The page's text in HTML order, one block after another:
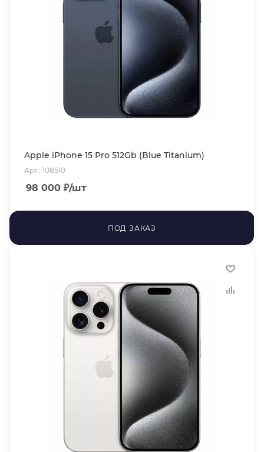
Apple iPhone 15 Pro 512Gb (Blue Titanium)
Арт.: 108510
98 000 ₽/шт
ПОД ЗАКАЗ